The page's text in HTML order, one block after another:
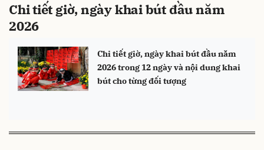
Chi tiết giờ, ngày khai bút đầu năm
2026
Chi tiết giờ, ngày khai bút đầu năm
2026 trong 12 ngày và nội dung khai
bút cho từng đối tượng